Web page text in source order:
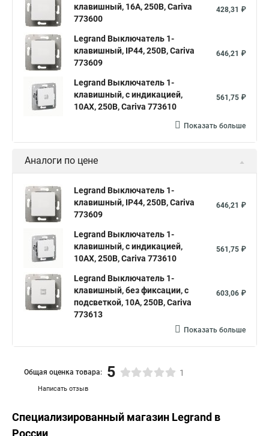
клавишный, 16А, 250В, Cariva
773600
428,31 ₽
Legrand Выключатель 1-
клавишный, IP44, 250В, Cariva
773609
646,21 ₽
Legrand Выключатель 1-
клавишный, с индикацией,
10АХ, 250В, Cariva 773610
561,75 ₽
Показать больше
Аналоги по цене
Legrand Выключатель 1-
клавишный, IP44, 250В, Cariva
773609
646,21 ₽
Legrand Выключатель 1-
клавишный, с индикацией,
10АХ, 250В, Cariva 773610
561,75 ₽
Legrand Выключатель 1-
клавишный, без фиксации, с
подсветкой, 10А, 250В, Cariva
773613
603,06 ₽
Показать больше
Написать отзыв
Общая оценка товара: 5 1
Специализированный магазин Legrand в
России